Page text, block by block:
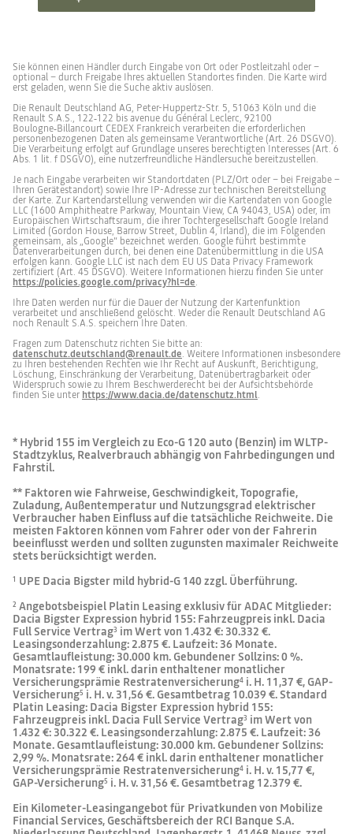
Sie können einen Händler durch Eingabe von Ort oder Postleitzahl oder –
optional – durch Freigabe Ihres aktuellen Standortes finden. Die Karte wird
erst geladen, wenn Sie die Suche aktiv auslösen.
Die Renault Deutschland AG, Peter-Huppertz-Str. 5, 51063 Köln und die
Renault S.A.S., 122‑122 bis avenue du Général Leclerc, 92100
Boulogne‑Billancourt CEDEX Frankreich verarbeiten die erforderlichen
personenbezogenen Daten als gemeinsame Verantwortliche (Art. 26 DSGVO).
Die Verarbeitung erfolgt auf Grundlage unseres berechtigten Interesses (Art. 6
Abs. 1 lit. f DSGVO), eine nutzerfreundliche Händlersuche bereitzustellen.
Je nach Eingabe verarbeiten wir Standortdaten (PLZ/Ort oder – bei Freigabe –
Ihren Gerätestandort) sowie Ihre IP-Adresse zur technischen Bereitstellung
der Karte. Zur Kartendarstellung verwenden wir die Kartendaten von Google
LLC (1600 Amphitheatre Parkway, Mountain View, CA 94043, USA) oder, im
Europäischen Wirtschaftsraum, die ihrer Tochtergesellschaft Google Ireland
Limited (Gordon House, Barrow Street, Dublin 4, Irland), die im Folgenden
gemeinsam, als „Google“ bezeichnet werden. Google führt bestimmte
Datenverarbeitungen durch, bei denen eine Datenübermittlung in die USA
erfolgen kann. Google LLC ist nach dem EU US Data Privacy Framework
zertifiziert (Art. 45 DSGVO). Weitere Informationen hierzu finden Sie unter
https://policies.google.com/privacy?hl=de.
Ihre Daten werden nur für die Dauer der Nutzung der Kartenfunktion
verarbeitet und anschließend gelöscht. Weder die Renault Deutschland AG
noch Renault S.A.S. speichern Ihre Daten.
Fragen zum Datenschutz richten Sie bitte an:
datenschutz.deutschland@renault.de. Weitere Informationen insbesondere
zu Ihren bestehenden Rechten wie Ihr Recht auf Auskunft, Berichtigung,
Löschung, Einschränkung der Verarbeitung, Datenübertragbarkeit oder
Widerspruch sowie zu Ihrem Beschwerderecht bei der Aufsichtsbehörde
finden Sie unter https://www.dacia.de/datenschutz.html.
* Hybrid 155 im Vergleich zu Eco-G 120 auto (Benzin) im WLTP-
Stadtzyklus, Realverbrauch abhängig von Fahrbedingungen und
Fahrstil.
** Faktoren wie Fahrweise, Geschwindigkeit, Topografie,
Zuladung, Außentemperatur und Nutzungsgrad elektrischer
Verbraucher haben Einfluss auf die tatsächliche Reichweite. Die
meisten Faktoren können vom Fahrer oder von der Fahrerin
beeinflusst werden und sollten zugunsten maximaler Reichweite
stets berücksichtigt werden.
1 UPE Dacia Bigster mild hybrid-G 140 zzgl. Überführung.
2 Angebotsbeispiel Platin Leasing exklusiv für ADAC Mitglieder:
Dacia Bigster Expression hybrid 155: Fahrzeugpreis inkl. Dacia
Full Service Vertrag3 im Wert von 1.432 €: 30.332 €.
Leasingsonderzahlung: 2.875 €. Laufzeit: 36 Monate.
Gesamtlaufleistung: 30.000 km. Gebundener Sollzins: 0 %.
Monatsrate: 199 € inkl. darin enthaltener monatlicher
Versicherungsprämie Restratenversicherung4 i. H. 11,37 €, GAP-
Versicherung5 i. H. v. 31,56 €. Gesamtbetrag 10.039 €. Standard
Platin Leasing: Dacia Bigster Expression hybrid 155:
Fahrzeugpreis inkl. Dacia Full Service Vertrag3 im Wert von
1.432 €: 30.322 €. Leasingsonderzahlung: 2.875 €. Laufzeit: 36
Monate. Gesamtlaufleistung: 30.000 km. Gebundener Sollzins:
2,99 %. Monatsrate: 264 € inkl. darin enthaltener monatlicher
Versicherungsprämie Restratenversicherung4 i. H. v. 15,77 €,
GAP-Versicherung5 i. H. v. 31,56 €. Gesamtbetrag 12.379 €.
Ein Kilometer-Leasingangebot für Privatkunden von Mobilize
Financial Services, Geschäftsbereich der RCI Banque S.A.